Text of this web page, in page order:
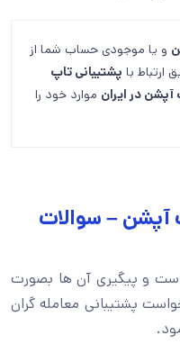
و یا موجودی حساب شما از
پشتیبانی تاپ
آپشن در ایران موارد خود را
آپشن – سوالات
و پیگیری آن ها بصورت
پشتیبانی معامله گران